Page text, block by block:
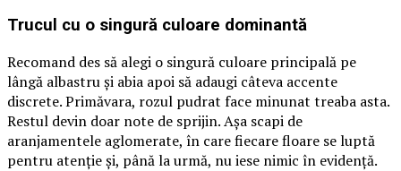
Trucul cu o singură culoare dominantă
Recomand des să alegi o singură culoare principală pe
lângă albastru și abia apoi să adaugi câteva accente
discrete. Primăvara, rozul pudrat face minunat treaba asta.
Restul devin doar note de sprijin. Așa scapi de
aranjamentele aglomerate, în care fiecare floare se luptă
pentru atenție și, până la urmă, nu iese nimic în evidență.